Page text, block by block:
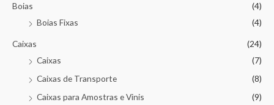
Boias
(4)
Boias Fixas
(4)
Caixas
(24)
Caixas
(7)
Caixas de Transporte
(8)
Caixas para Amostras e Vinis
(9)